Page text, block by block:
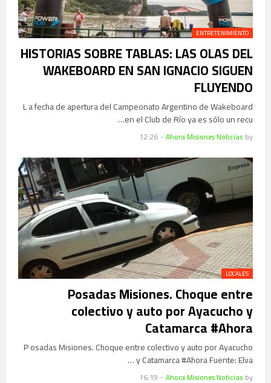
ENTRETENIMIENTO
HISTORIAS SOBRE TABLAS: LAS OLAS DEL
WAKEBOARD EN SAN IGNACIO SIGUEN
FLUYENDO
L a fecha de apertura del Campeonato Argentino de Wakeboard
en el Club de Río ya es sólo un recu…
by
Ahora Misiones Noticias
-
12:26
LOCALES
Posadas Misiones. Choque entre
colectivo y auto por Ayacucho y
Catamarca #Ahora
P osadas Misiones. Choque entre colectivo y auto por Ayacucho
y Catamarca #Ahora Fuente: Elva …
by
Ahora Misiones Noticias
-
16:19